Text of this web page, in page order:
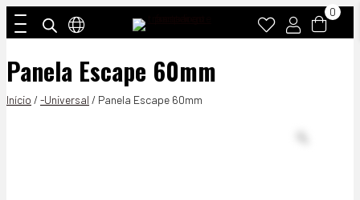
0
Panela Escape 60mm
Início / -Universal / Panela Escape 60mm